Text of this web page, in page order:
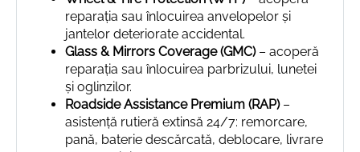
reparația sau înlocuirea anvelopelor și
jantelor deteriorate accidental.
Glass & Mirrors Coverage (GMC)– acoperă
reparația sau înlocuirea parbrizului, lunetei
și oglinzilor.
Roadside Assistance Premium (RAP)–
asistență rutieră extinsă 24/7: remorcare,
pană, baterie descărcată, deblocare, livrare